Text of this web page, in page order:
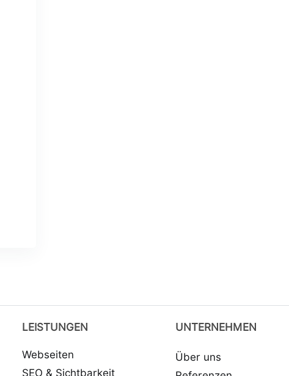
LEISTUNGEN
Webseiten
SEO & Sichtbarkeit
UNTERNEHMEN
Über uns